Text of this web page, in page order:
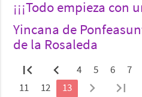
¡¡¡Todo empieza con
Yincana de
de la Rosaleda
first_page chevron_left 4 5 6 7
11
12 13 chevron_right last_page